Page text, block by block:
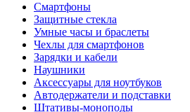
Смартфоны
Защитные стекла
Умные часы и браслеты
Чехлы для смартфонов
Зарядки и кабели
Наушники
Аксессуары для ноутбуков
Автодержатели и подставки
Штативы-моноподы